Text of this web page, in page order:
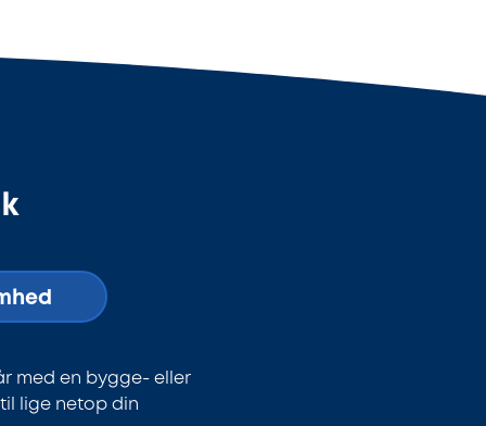
med en bygge- eller
lige netop din